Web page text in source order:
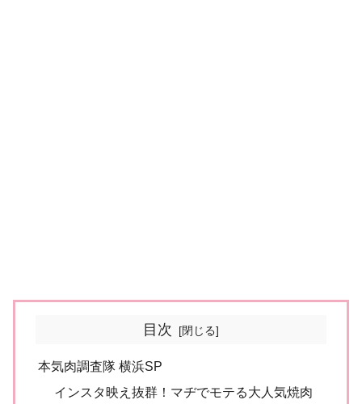
目次
本気肉調査隊 横浜SP
インスタ映え抜群！マヂでモテる大人気焼肉